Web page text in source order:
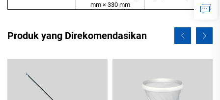
mm × 330 mm
Produk yang Direkomendasikan